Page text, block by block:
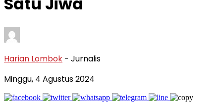
Harian Lombok - Jurnalis
Minggu, 4 Agustus 2024